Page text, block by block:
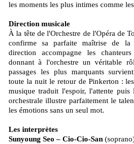
les moments les plus intimes comme
Direction musicale
À la tête de l'Orchestre de l'Opéra de
confirme sa parfaite maîtrise de
direction accompagne les
donnant à l'orchestre un véritable
passages les plus marquants
toute la nuit le retour de Pinkerton :
musique traduit l'espoir, l'attente puis
orchestrale illustre parfaitement le
les émotions sans un seul mot.
Les interprètes
Sunyoung Seo – Cio-Cio-San